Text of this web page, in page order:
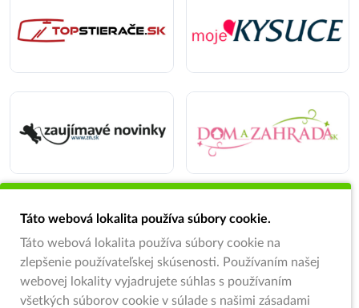
Táto webová lokalita používa súbory cookie.
Táto webová lokalita používa súbory cookie na
zlepšenie používateľskej skúsenosti. Používaním našej
webovej lokality vyjadrujete súhlas s používaním
všetkých súborov cookie v súlade s našimi zásadami